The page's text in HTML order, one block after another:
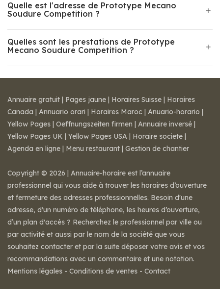
Quelle est l'adresse de Prototype Mecano
Soudure Competition ?
Quelles sont les prestations de Prototype
Mecano Soudure Competition ?
Annuaire gratuit | Pages jaune | Horaires Suisse | Horaires
Canada | Annuario orari | Horaires Maroc | Anuario-horario |
Yellow Pages | Oeffnungszeiten firmen | Annuaire inversé |
Yellow Pages UK | Yellow Pages USA | Horaire societe |
Agenda en ligne | Menu restaurant | Gestion de chantier
Copyright © 2026 | Annuaire-horaire est l’annuaire
professionnel qui vous aide à trouver les horaires d’ouverture
et fermeture des adresses professionnelles. Besoin d'une
adresse, d'un numéro de téléphone, les heures d’ouverture,
d’un plan d'accès ? Recherchez le professionnel par ville ou
par activité et aussi par le nom de la société que vous
souhaitez contacter et par la suite déposer votre avis et vos
recommandations avec un commentaire et une notation.
Mentions légales - Conditions de ventes - Contact